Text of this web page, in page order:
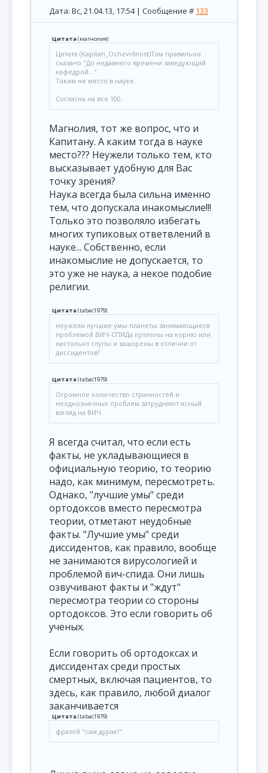
Дата: Вс, 21.04.13, 17:54 | Сообщение # 133
Цитата(магнолия)
Цитата (Kapitan_Ochevidnost)Там правильно
сказано "До недавнего времени заведующий
кафедрой..."
Таким не место в науке.
Согласна на все 100.
Магнолия, тот же вопрос, что и
Капитану. А каким тогда в науке
место??? Неужели только тем, кто
высказывает удобную для Вас
точку зрения?
Наука всегда была сильна именно
тем, что допускала инакомыслие!!!
Только это позволяло избегать
многих тупиковых ответвлений в
науке... Собственно, если
инакомыслие не допускается, то
это уже не наука, а некое подобие
религии.
Цитата(tabac1979)
неужели лучшие умы планеты занимающиеся
проблемой ВИЧ-СПИДа куплены на корню или
настолько глупы и зашорены в отличии от
диссидентов?
Цитата(tabac1979)
Огромное количество странностей и
неоднозначных проблем затрудняют ясный
взгляд на ВИЧ.
Я всегда считал, что если есть
факты, не укладывающиеся в
официальную теорию, то теорию
надо, как минимум, пересмотреть.
Однако, "лучшие умы" среди
ортодоксов вместо пересмотра
теории, отметают неудобные
факты. "Лучшие умы" среди
диссидентов, как правило, вообще
не занимаются вирусологией и
проблемой вич-спида. Они лишь
озвучивают факты и "ждут"
пересмотра теории со стороны
ортодоксов. Это если говорить об
ученых.
Если говорить об ортодоксах и
диссидентах среди простых
смертных, включая пациентов, то
здесь, как правило, любой диалог
заканчивается
Цитата(tabac1979)
фразой "сам дурак!"